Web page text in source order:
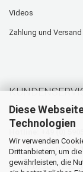
Diese
Technologien
Wir verwenden
Drittanbietern, um
gewährleisten, die
Videos
Zahlung und Versand
Hotline: +49 (0) 5905
Mo. - Do. von 07:30 -
Fr. von 07:30 - 12:30